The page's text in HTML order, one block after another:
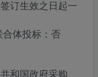
订生效之日起一
体投标： 否
和国政府采购